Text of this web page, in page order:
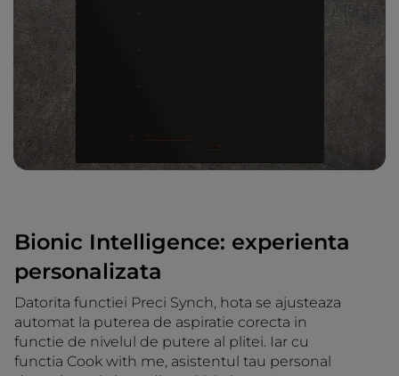
Bionic Intelligence: experienta
personalizata
Datorita functiei Preci Synch, hota se ajusteaza
automat la puterea de aspiratie corecta in
functie de nivelul de putere al plitei. Iar cu
functia Cook with me, asistentul tau personal